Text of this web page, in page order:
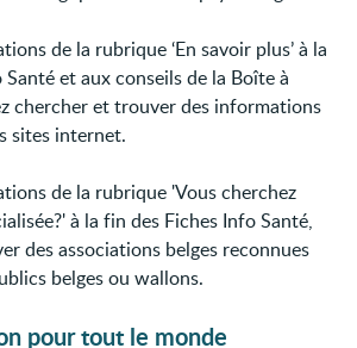
de la rubrique ‘En savoir plus’ à la
et aux conseils de la Boîte à
chercher et trouver des informations
sites internet.
de la rubrique 'Vous cherchez
à la fin des Fiches Info Santé,
des associations belges reconnues
belges ou wallons.
pour tout le monde